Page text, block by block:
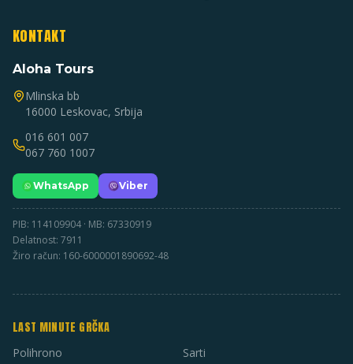
KONTAKT
Aloha Tours
Mlinska bb
16000 Leskovac, Srbija
016 601 007
067 760 1007
WhatsApp Viber
PIB: 114109904 · MB: 67330919
Delatnost: 7911
Žiro račun: 160-6000001890692-48
LAST MINUTE GRČKA
Polihrono
Sarti